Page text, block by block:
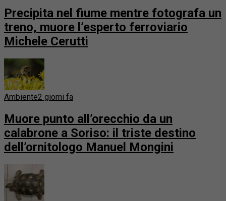
Precipita nel fiume mentre fotografa un
treno, muore l’esperto ferroviario
Michele Cerutti
Ambiente2 giorni fa
Muore punto all’orecchio da un
calabrone a Soriso: il triste destino
dell’ornitologo Manuel Mongini